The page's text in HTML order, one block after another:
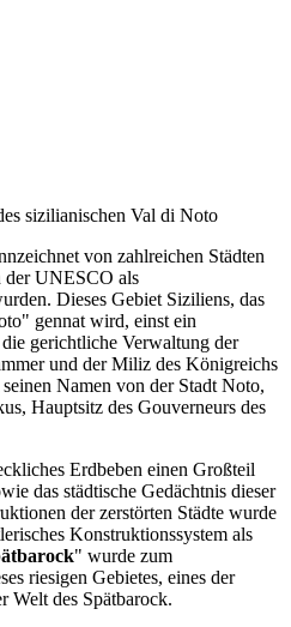
sizilianischen Val di Noto
von zahlreichen Städten
der UNESCO als
Dieses Gebiet Siziliens, das
gennat wird, einst ein
gerichtliche Verwaltung der
und der Miliz des Königreichs
Namen von der Stadt Noto,
Hauptsitz des Gouverneurs des
Erdbeben einen Großteil
das städtische Gedächtnis dieser
der zerstörten Städte wurde
Konstruktionssystem als
" wurde zum
riesigen Gebietes, eines der
Welt des Spätbarock.